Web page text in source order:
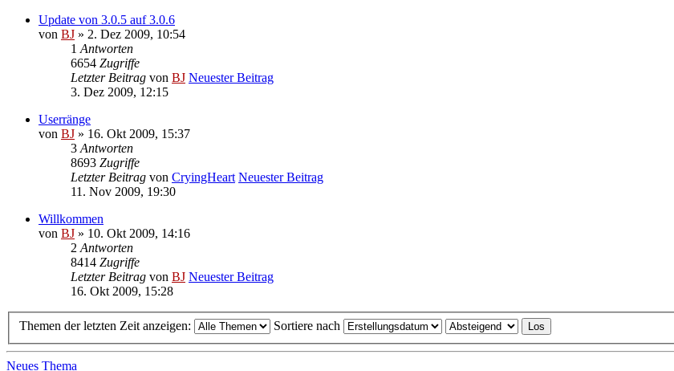
Update von 3.0.5 auf 3.0.6
von BJ » 2. Dez 2009, 10:54
1 Antworten
6654 Zugriffe
Letzter Beitrag von BJ Neuester Beitrag
3. Dez 2009, 12:15
Userränge
von BJ » 16. Okt 2009, 15:37
3 Antworten
8693 Zugriffe
Letzter Beitrag von CryingHeart Neuester Beitrag
11. Nov 2009, 19:30
Willkommen
von BJ » 10. Okt 2009, 14:16
2 Antworten
8414 Zugriffe
Letzter Beitrag von BJ Neuester Beitrag
16. Okt 2009, 15:28
Themen der letzten Zeit anzeigen: Sortiere nach
Neues Thema